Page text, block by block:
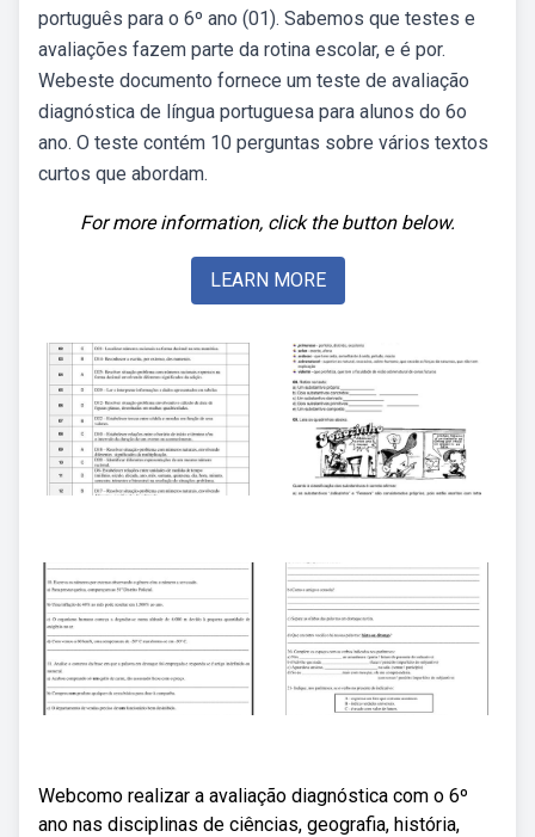
português para o 6º ano (01). Sabemos que testes e
avaliações fazem parte da rotina escolar, e é por.
Webeste documento fornece um teste de avaliação
diagnóstica de língua portuguesa para alunos do 6o
ano. O teste contém 10 perguntas sobre vários textos
curtos que abordam.
For more information, click the button below.
LEARN MORE
Webcomo realizar a avaliação diagnóstica com o 6º
ano nas disciplinas de ciências, geografia, história,